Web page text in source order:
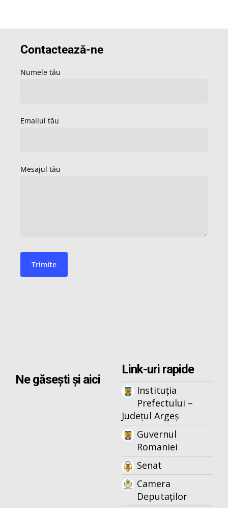
Ne găsești și aici
Link-uri rapide
Instituția
Prefectului –
Județul Argeș
Guvernul
Romaniei
Senat
Camera
Deputaților